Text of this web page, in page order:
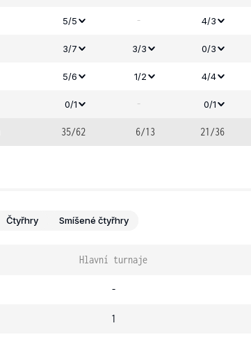
5/5 - 4/3
3/7 3/3 0/3
5/6 1/2 4/4
0/1 - 0/1
35/62 6/13 21/36
Čtyřhry Smíšené čtyřhry
Hlavní turnaje
-
1